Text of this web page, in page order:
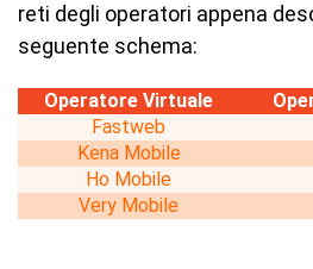
reti degli operatori appena
seguente schema:
Operatore Virtuale
Fastweb
Kena Mobile
Ho Mobile
Very Mobile